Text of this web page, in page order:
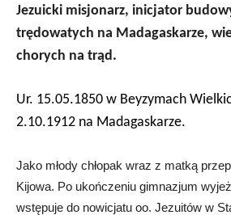
Jezuicki misjonarz, inicjator
trędowatych na Madagaskarze,
chorych na trąd.
Ur. 15.05.1850 w Beyzymach
2.10.1912 na Madagaskarze.
Jako młody chłopak wraz z matką
Kijowa. Po ukończeniu gimnazjum
wstępuje do nowicjatu oo. Jezuitów w